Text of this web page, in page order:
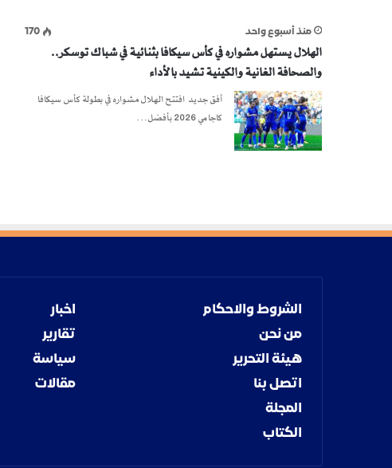
منذ أسبوع واحد 170
الهلال يستهل مشواره في كأس سيكافا بثنائية في شباك توسكر..
والصحافة الغانية والكينية تشيد بالأداء
أفق جديد افتتح الهلال مشواره في بطولة كأس سيكافا
كاجامي 2026 بأفضل…
الشروط والاحكام
من نحن
هيئة التحرير
اتصل بنا
المجلة
الكتاب
اخبار
تقارير
سياسة
مقالات